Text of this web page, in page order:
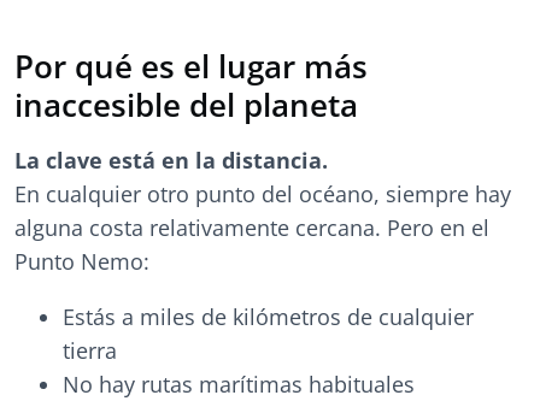
Por qué es el lugar más
inaccesible del planeta
La clave está en la distancia.
En cualquier otro punto del océano, siempre hay
alguna costa relativamente cercana. Pero en el
Punto Nemo:
Estás a miles de kilómetros de cualquier
tierra
No hay rutas marítimas habituales